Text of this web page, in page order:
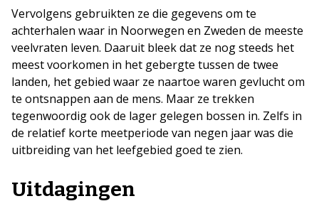
Vervolgens gebruikten ze die gegevens om te
achterhalen waar in Noorwegen en Zweden de meeste
veelvraten leven. Daaruit bleek dat ze nog steeds het
meest voorkomen in het gebergte tussen de twee
landen, het gebied waar ze naartoe waren gevlucht om
te ontsnappen aan de mens. Maar ze trekken
tegenwoordig ook de lager gelegen bossen in. Zelfs in
de relatief korte meetperiode van negen jaar was die
uitbreiding van het leefgebied goed te zien.
Uitdagingen